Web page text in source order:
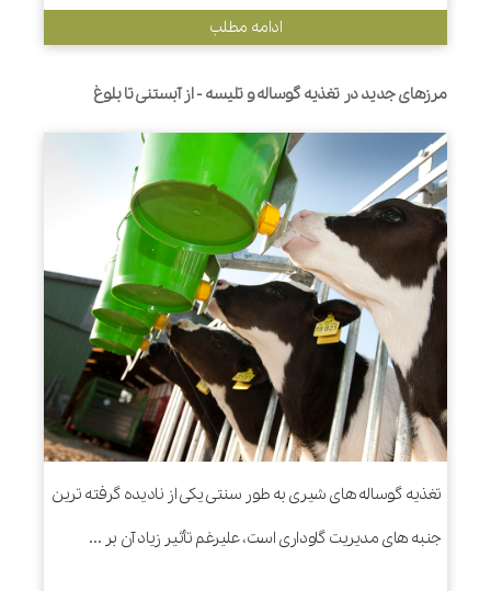
ادامه مطلب
مرزهای جدید در تغذیه گوساله و تلیسه - از آبستنی تا بلوغ
تغذیه گوساله های شیری به طور سنتی یکی از نادیده گرفته ترین
جنبه های مدیریت گاوداری است، علیرغم تأثیر زیاد آن بر ...